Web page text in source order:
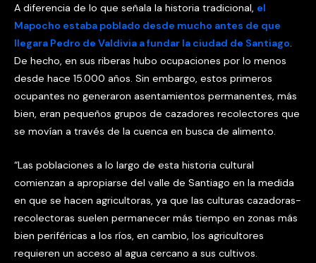
A diferencia de lo que señala la historia tradicional, el
Mapocho estaba poblado desde mucho antes de que
llegara Pedro de Valdivia a fundar la ciudad de Santiago.
De hecho, en sus riberas hubo ocupaciones por lo menos
desde hace 15.000 años. Sin embargo, estos primeros
ocupantes no generaron asentamientos permanentes, más
bien, eran pequeños grupos de cazadores recolectores que
se movían a través de la cuenca en busca de alimento.
“Las poblaciones a lo largo de esta historia cultural
comienzan a apropiarse del valle de Santiago en la medida
en que se hacen agricultoras, ya que las culturas cazadoras-
recolectoras suelen permanecer más tiempo en zonas más
bien periféricas a los ríos, en cambio, los agricultores
requieren un acceso al agua cercano a sus cultivos.